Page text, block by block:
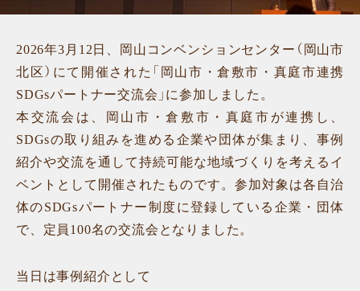
2026年3月12日、岡山コンベンションセンター（岡山市
北区）にて開催された「岡山市・倉敷市・真庭市連携
SDGsパートナー交流会」に参加しました。
本交流会は、岡山市・倉敷市・真庭市が連携し、
SDGsの取り組みを進める企業や団体が集まり、事例
紹介や交流を通して持続可能な地域づくりを考えるイ
ベントとして開催されたものです。参加対象は各自治
体のSDGsパートナー制度に登録している企業・団体
で、定員100名の交流会となりました。
当日は事例紹介として